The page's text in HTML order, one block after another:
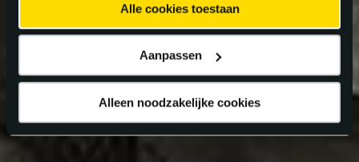
Alle cookies toestaan
Aanpassen
Alleen noodzakelijke cookies